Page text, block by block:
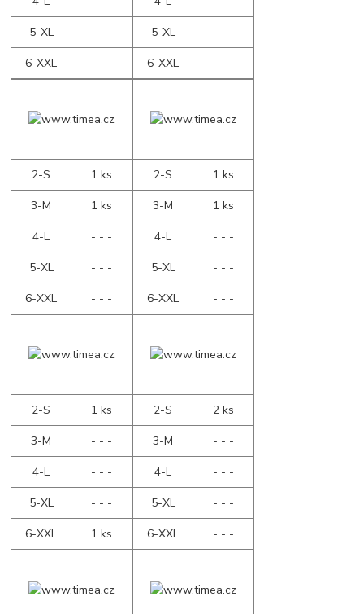
5-XL
- - -
6-XXL
- - -
5-XL
- - -
6-XXL
- - -
2-S
1 ks
3-M
1 ks
4-L
- - -
5-XL
- - -
6-XXL
- - -
2-S
1 ks
3-M
1 ks
4-L
- - -
5-XL
- - -
6-XXL
- - -
2-S
1 ks
3-M
- - -
4-L
- - -
5-XL
- - -
6-XXL
1 ks
2-S
2 ks
3-M
- - -
4-L
- - -
5-XL
- - -
6-XXL
- - -